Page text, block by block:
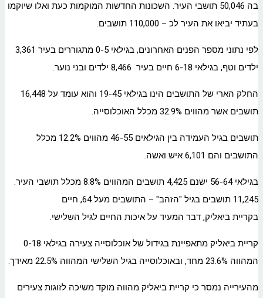
בה 50,046 תושבי העיר. השכונות החדשות המוקמות כעת ואלו שיוקמו
בעתיד יביאו את העיר לכ – 110,000 תושבים.
לפי נתוני מספר הפנים האחרונים, בגילאי 0-5 מתגוררים בעיר 3,361
ילדים וטף, בגילאי 6-18 חיים בעיר 8,466 ילדים ובני נוער.
החלק הארי של התושבים הינו בגילאי 19-45 והוא עומד על 16,448
תושבים אשר מהווים 32.9% מכלל האוכלוסייה.
תושבים בגיל העמידה בין הגילאים 46-55 מהווים 12.2% מכלל
התושבים והם 6,101 איש ואשה.
בגילאי 56-64 ישנם 4,425 תושבים המהווים 8.8% מכלל תושבי העיר.
11,245 תושבים בגיל "הזהב" – התושבים מעל 64, חיים
בקריית ביאליק, דבר המעיד על איכות החיים לגיל השלישי.
קריית ביאליק מתאפיינת בגידול של אוכלוסייה צעירה בגילאי 0-18
המהווה 23.6% מחד, ובאוכלוסייה בגיל השלישי המהווה 22.5% מאידך.
מהעירייה נמסר כי קריית ביאליק מהווה מוקד משיכה לזוגות צעירים